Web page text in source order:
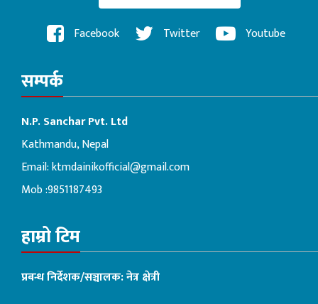
Facebook Twitter Youtube
सम्पर्क
N.P. Sanchar Pvt. Ltd
Kathmandu, Nepal
Email:ktmdainikofficial@gmail.com
Mob :9851187493
हाम्रो टिम
प्रबन्ध निर्देशक/सञ्चालक: नेत्र क्षेत्री